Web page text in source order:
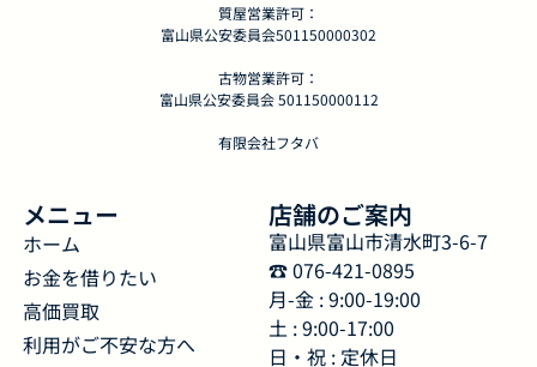
質屋営業許可：
富山県公安委員会501150000302
古物営業許可：
富山県公安委員会 501150000112
有限会社フタバ
メニュー
ホーム
お金を借りたい
高価買取
利用がご不安な方へ
店舗のご案内
富山県富山市清水町3-6-7
☎︎ 076-421-0895
月-金 : 9:00-19:00
土 : 9:00-17:00
日・祝 : 定休日